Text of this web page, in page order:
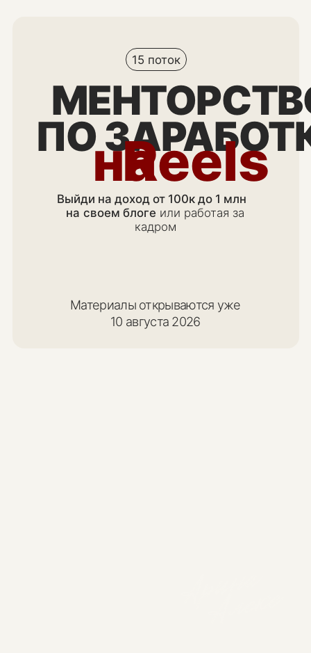
Выйди на доход от 100к до 1 млн
на своем блогеили работая за
кадром
МЕНТОРСТВО
ПО ЗАРАБОТКУ
Reels
на
10 августа 2026
Материалы открываются уже